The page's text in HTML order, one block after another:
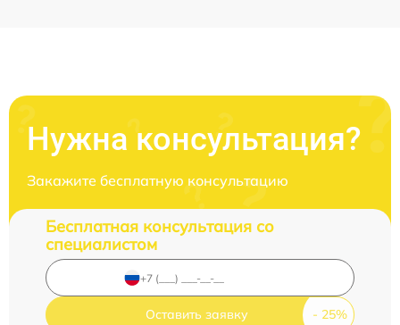
Нужна консультация?
Закажите бесплатную консультацию
Бесплатная консультация со
специалистом
Оставить заявку